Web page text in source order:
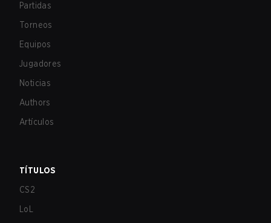
Partidas
Torneos
Equipos
Jugadores
Noticias
Authors
Artículos
TÍTULOS
CS2
LoL